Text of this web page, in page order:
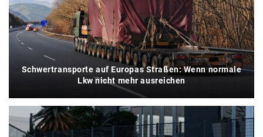
Schwertransporte auf Europas Straßen: Wenn normale
Lkw nicht mehr ausreichen